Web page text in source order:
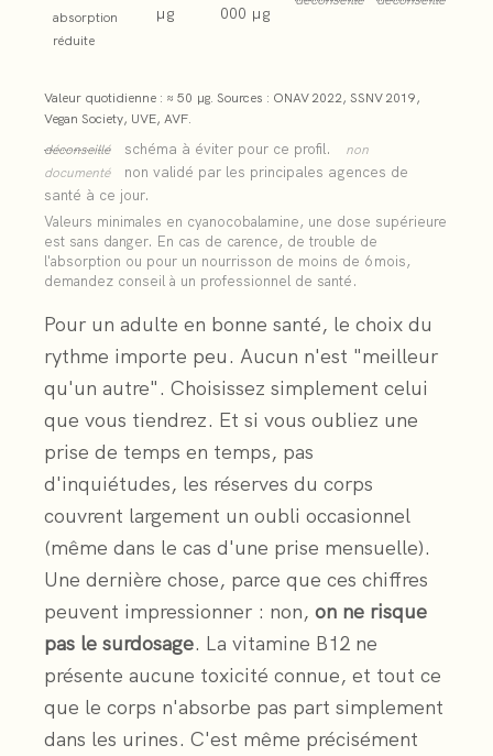
tous
la
même
zone,
au-
dessus
du
besoin.
Activez
ou
désactivez
chaque
rythme
pour
comparer.
prise
—
ONAV,
SSNV,
Vegan
Society,
UVE,
AVF
absorption
réduite
µg
000 µg
Valeur quotidienne : ≈ 50 µg. Sources : ONAV 2022, SSNV 2019,
Vegan Society, UVE, AVF.
déconseillé
schéma à éviter pour ce profil.
non
documenté
non validé par les principales agences de
santé à ce jour.
Valeurs minimales en cyanocobalamine, une dose supérieure
est sans danger. En cas de carence, de trouble de
l'absorption ou pour un nourrisson de moins de 6 mois,
demandez conseil à un professionnel de santé.
Pour un adulte en bonne santé, le choix du
rythme importe peu. Aucun n'est "meilleur
qu'un autre". Choisissez simplement celui
que vous tiendrez. Et si vous oubliez une
prise de temps en temps, pas
d'inquiétudes, les réserves du corps
couvrent largement un oubli occasionnel
(même dans le cas d'une prise mensuelle).
Une dernière chose, parce que ces chiffres
peuvent impressionner : non, on ne risque
pas le surdosage. La vitamine B12 ne
présente aucune toxicité connue, et tout ce
que le corps n'absorbe pas part simplement
dans les urines. C'est même précisément